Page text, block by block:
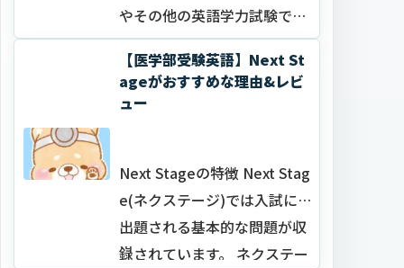
やその他の英語学力試験で重
要となる英単語・熟語を身に
つけるための参考書です。 D
UOを徹底的に習得すること
ができます。また、発音記号
やアクセン…
【医学部受験英語】Next St
ageがおすすめな理由&レビ
ュー
Next Stageの特徴 Next Stag
e(ネクステージ)では入試に
出題される基本的な問題が収
録されています。 ネクステー
…